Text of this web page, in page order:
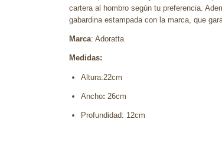
cartera al hombro según tu preferencia.
gabardina estampada con la marca, que
Marca: Adoratta
Medidas:
Altura:22cm
Ancho: 26cm
Profundidad: 12cm